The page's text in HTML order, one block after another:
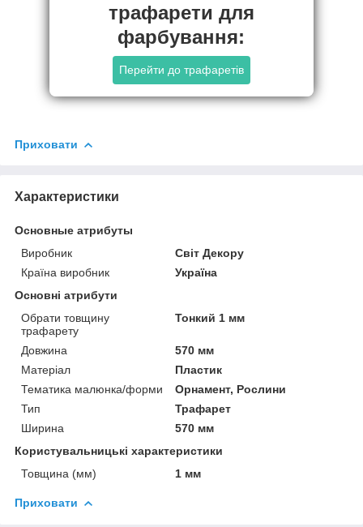
трафарети для
фарбування:
Перейти до трафаретів
Приховати
Характеристики
Основные атрибуты
Виробник
Світ Декору
Країна виробник
Україна
Основні атрибути
Обрати товщину
трафарету
Тонкий 1 мм
Довжина
570 мм
Матеріал
Пластик
Тематика малюнка/форми
Орнамент, Рослини
Тип
Трафарет
Ширина
570 мм
Користувальницькі характеристики
Товщина (мм)
1 мм
Приховати